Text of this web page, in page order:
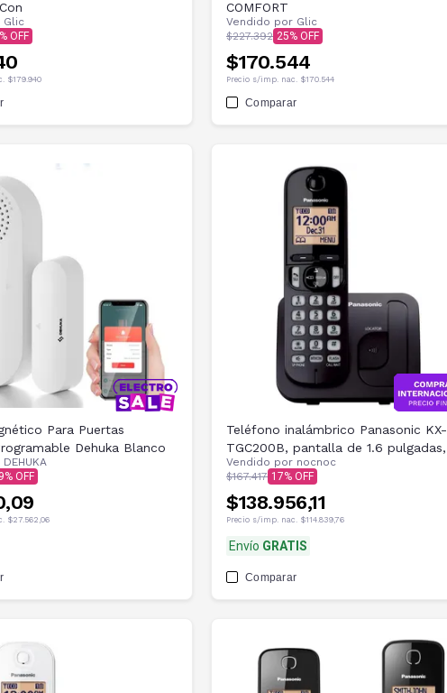
Glic
$179.940
COMFORT
Vendido por Glic
$227.392 25
$170.544
Precio s/imp. nac. $170.544
Comparar
Para Puertas
Dehuka Blanco
DEHUKA
$27.562,06
Teléfono inalámbrico Panasonic KX-
TGC200B, pantalla de 1.6 pulgadas,
negro
Vendido por nocnoc
$167.417 17
$138.956,11
Precio s/imp. nac. $114.839,76
Envío GRATIS
Comparar